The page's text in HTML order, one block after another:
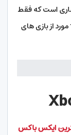
است که فقط
روی خودش اجرا می شود و در این مقاله با 17 مورد از بازی های
ایکس باکس